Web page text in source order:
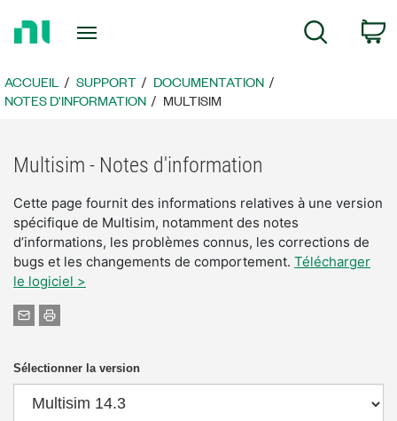
page
d’accueil
ACCUEIL SUPPORT
DOCUMENTATION
NOTES D'INFORMATION
MULTISIM
Multisim - Notes d'information
Cette page fournit des informations relatives à une version
spécifique de Multisim, notamment des notes
d’informations, les problèmes connus, les corrections de
bugs et les changements de comportement. Télécharger
le logiciel >
Sélectionner la version